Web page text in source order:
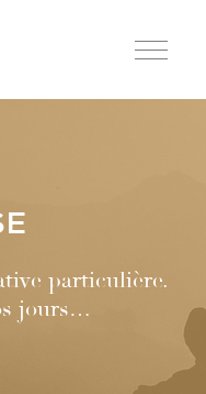
particulière.
jours…